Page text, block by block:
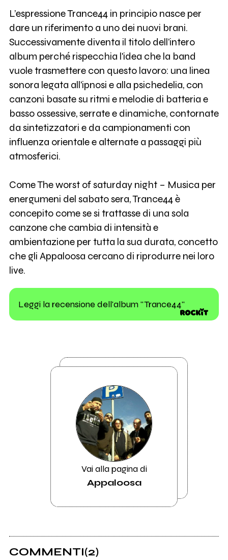
L’espressione Trance44 in principio nasce per
dare un riferimento a uno dei nuovi brani.
Successivamente diventa il titolo dell’intero
album perché rispecchia l'idea che la band
vuole trasmettere con questo lavoro: una linea
sonora legata all'ipnosi e alla psichedelia, con
canzoni basate su ritmi e melodie di batteria e
basso ossessive, serrate e dinamiche, contornate
da sintetizzatori e da campionamenti con
influenza orientale e alternate a passaggi più
atmosferici.
Come The worst of saturday night – Musica per
energumeni del sabato sera, Trance44 è
concepito come se si trattasse di una sola
canzone che cambia di intensità e
ambientazione per tutta la sua durata, concetto
che gli Appaloosa cercano di riprodurre nei loro
live.
Leggi la recensione dell'album "Trance44"
Vai alla pagina di
Appaloosa
COMMENTI(2)